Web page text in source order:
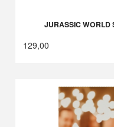
JURASSIC WORLD
129,00